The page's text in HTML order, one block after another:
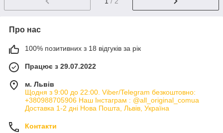
Про нас
100% позитивних з 18 відгуків за рік
Працює з 29.07.2022
м. Львів
Щодня з 9:00 до 22:00. Viber/Telegram безкоштовно:
+380988705906 Наш Інстаграм : @all_original_comua
Доставка 1-2 дні Нова Пошта, Львів, Україна
Контакти